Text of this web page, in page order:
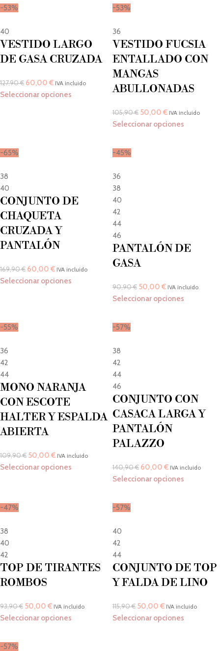
-53%
40
VESTIDO LARGO
DE GASA CRUZADA
127,90€ 60,00 € IVA incluido
Seleccionar opciones
-53%
36
VESTIDO FUCSIA
ENTALLADO CON
MANGAS
ABULLONADAS
105,90€ 50,00 € IVA incluido
Seleccionar opciones
-65%
38
40
CONJUNTO DE
CHAQUETA
CRUZADA Y
PANTALÓN
169,90€ 60,00 € IVA incluido
Seleccionar opciones
-45%
36
38
40
42
44
46
PANTALÓN DE
GASA
90,90€ 50,00 € IVA incluido
Seleccionar opciones
-55%
36
42
44
MONO NARANJA
CON ESCOTE
HALTER Y ESPALDA
ABIERTA
109,90€ 50,00 € IVA incluido
Seleccionar opciones
-57%
38
42
44
46
CONJUNTO CON
CASACA LARGA Y
PANTALÓN
PALAZZO
140,90€ 60,00 € IVA incluido
Seleccionar opciones
-47%
38
40
42
TOP DE TIRANTES
ROMBOS
93,90€ 50,00 € IVA incluido
Seleccionar opciones
-57%
40
42
44
CONJUNTO DE TOP
Y FALDA DE LINO
115,90€ 50,00 € IVA incluido
Seleccionar opciones
-57%